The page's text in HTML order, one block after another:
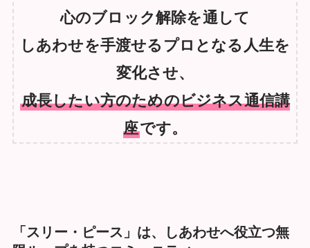
心のブロック解除を通して
しあわせを手渡せるプロとなる人生を
変化させ、
成長したい方のためのビジネス通信講
座です。
「スリー・ピース」は、しあわせへ役立つ無